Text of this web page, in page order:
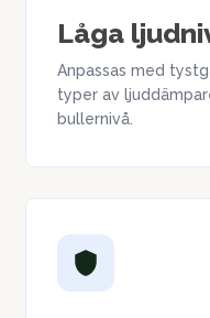
Låga
Anpassas med
typer av
bullernivå.